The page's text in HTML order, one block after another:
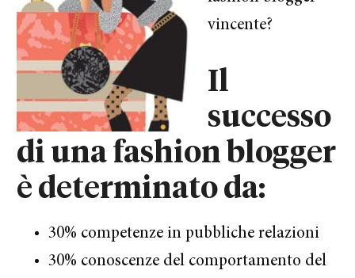
vincente?
Il
successo
di una fashion blogger
è determinato da:
30% competenze in pubbliche relazioni
30% conoscenze del comportamento del